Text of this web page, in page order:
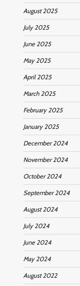
August 2025
July 2025
June 2025
May 2025
April 2025
March 2025
February 2025
January 2025
December 2024
November 2024
October 2024
September 2024
August 2024
July 2024
June 2024
May 2024
August 2022